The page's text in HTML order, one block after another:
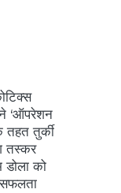
‘ऑपरेशन
तहत तुर्की
तस्कर
डोला को